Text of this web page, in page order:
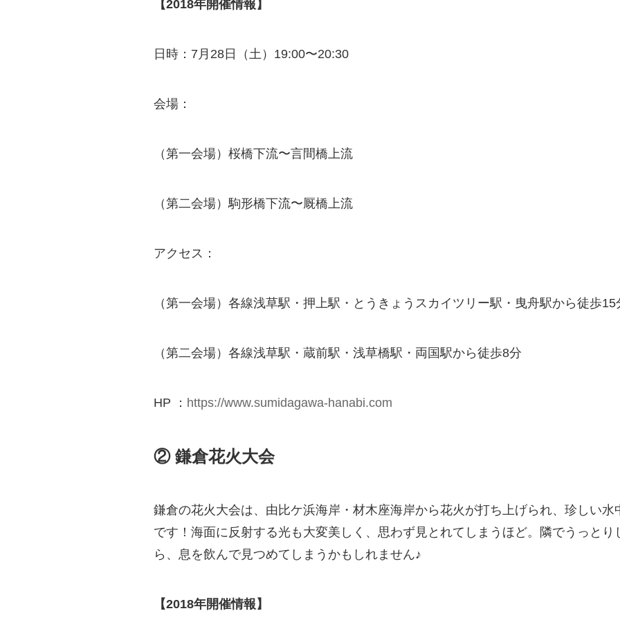
【2018年開催情報】
日時：7月28日（土）19:00〜20:30
会場：
（第一会場）桜橋下流〜言間橋上流
（第二会場）駒形橋下流〜厩橋上流
アクセス：
（第一会場）各線浅草駅・押上駅・とうきょうスカイツリー駅・曳舟駅から徒歩15
（第二会場）各線浅草駅・蔵前駅・浅草橋駅・両国駅から徒歩8分
HP ： https://www.sumidagawa-hanabi.com
② 鎌倉花火大会
鎌倉の花火大会は、由比ケ浜海岸・材木座海岸から花火が打ち上げられ、珍しい
です！海面に反射する光も大変美しく、思わず見とれてしまうほど。隣でうっと
ら、息を飲んで見つめてしまうかもしれません♪
【2018年開催情報】